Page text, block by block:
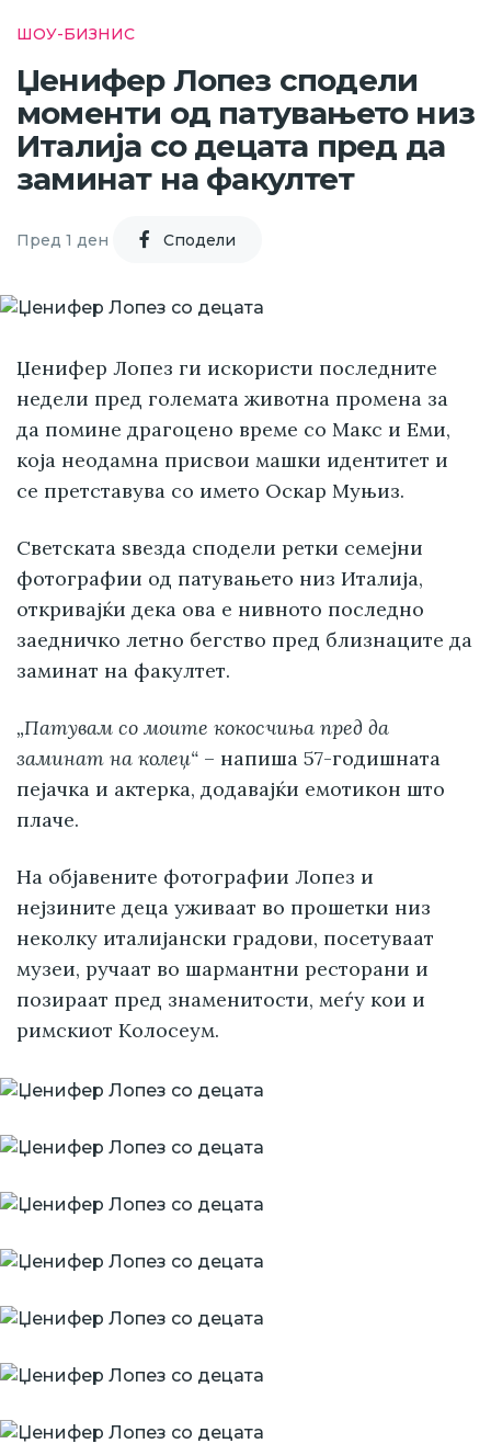
ШОУ-БИЗНИС
Џенифер Лопез сподели
моменти од патувањето низ
Италија со децата пред да
заминат на факултет
Пред 1 ден Cподели
Џенифер Лопез ги искористи последните
недели пред големата животна промена за
да помине драгоцено време со Макс и Еми,
која неодамна присвои машки идентитет и
се претставува со името Оскар Муњиз.
Светската ѕвезда сподели ретки семејни
фотографии од патувањето низ Италија,
откривајќи дека ова е нивното последно
заедничко летно бегство пред близнаците да
заминат на факултет.
„Патувам со моите кокосчиња пред да
заминат на колеџ“ – напиша 57-годишната
пејачка и актерка, додавајќи емотикон што
плаче.
На објавените фотографии Лопез и
нејзините деца уживаат во прошетки низ
неколку италијански градови, посетуваат
музеи, ручаат во шармантни ресторани и
позираат пред знаменитости, меѓу кои и
римскиот Колосеум.